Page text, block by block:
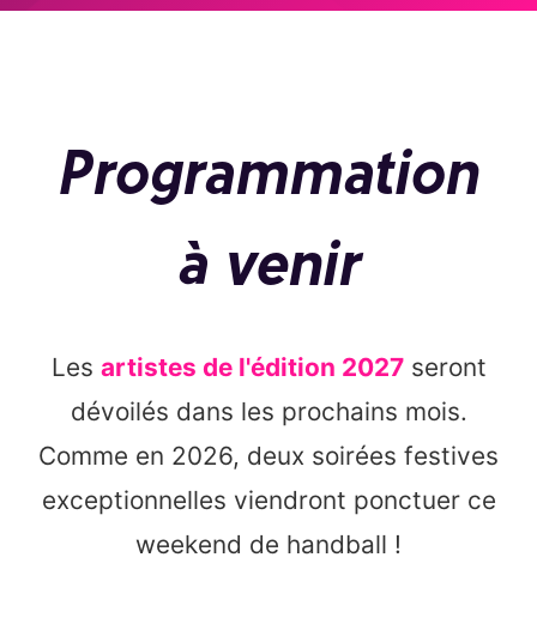
Programmation
à venir
Les artistes de l'édition 2027seront
dévoilés dans les prochains mois.
Comme en 2026, deux soirées festives
exceptionnelles viendront ponctuer ce
weekend de handball !